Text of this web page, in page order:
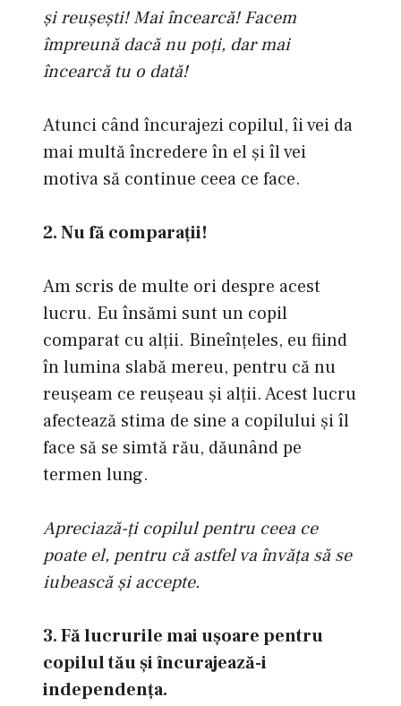
şi reuşeşti! Mai încearcă! Facem
împreună dacă nu poţi, dar mai
încearcă tu o dată!
Atunci când încurajezi copilul, îi vei da
mai multă încredere în el şi îl vei
motiva să continue ceea ce face.
2. Nu fă comparaţii!
Am scris de multe ori despre acest
lucru. Eu însămi sunt un copil
comparat cu alţii. Bineînţeles, eu fiind
în lumina slabă mereu, pentru că nu
reuşeam ce reuşeau şi alţii. Acest lucru
afectează stima de sine a copilului şi îl
face să se simtă rău, dăunând pe
termen lung.
Apreciază-ţi copilul pentru ceea ce
poate el, pentru că astfel va învăţa să se
iubească şi accepte.
3. Fă lucrurile mai uşoare pentru
copilul tău şi încurajează-i
independenţa.